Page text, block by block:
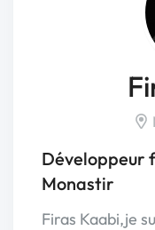
Développeur
Monastir
Firas Kaabi,je